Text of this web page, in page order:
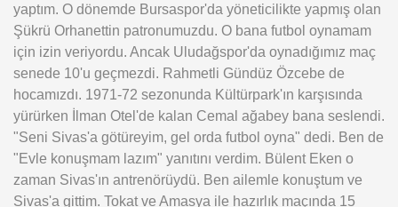
yaptım. O dönemde Bursaspor'da yöneticilikte yapmış olan
Şükrü Orhanettin patronumuzdu. O bana futbol oynamam
için izin veriyordu. Ancak Uludağspor'da oynadığımız maç
senede 10'u geçmezdi. Rahmetli Gündüz Özcebe de
hocamızdı. 1971-72 sezonunda Kültürpark'ın karşısında
yürürken İlman Otel'de kalan Cemal ağabey bana seslendi.
"Seni Sivas'a götüreyim, gel orda futbol oyna" dedi. Ben de
"Evle konuşmam lazım" yanıtını verdim. Bülent Eken o
zaman Sivas'ın antrenörüydü. Ben ailemle konuştum ve
Sivas'a gittim. Tokat ve Amasya ile hazırlık maçında 15